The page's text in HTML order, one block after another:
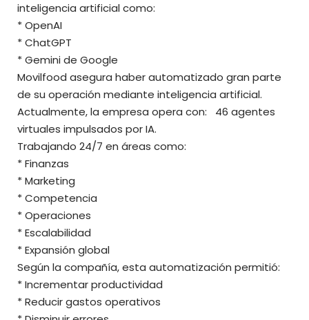
inteligencia artificial como:
* OpenAI
* ChatGPT
* Gemini de Google
Movilfood asegura haber automatizado gran parte
de su operación mediante inteligencia artificial.
Actualmente, la empresa opera con: 46 agentes
virtuales impulsados por IA.
Trabajando 24/7 en áreas como:
* Finanzas
* Marketing
* Competencia
* Operaciones
* Escalabilidad
* Expansión global
Según la compañía, esta automatización permitió:
* Incrementar productividad
* Reducir gastos operativos